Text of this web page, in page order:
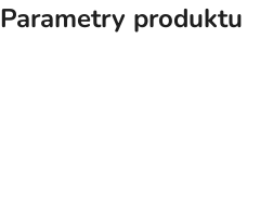
Parametry produktu